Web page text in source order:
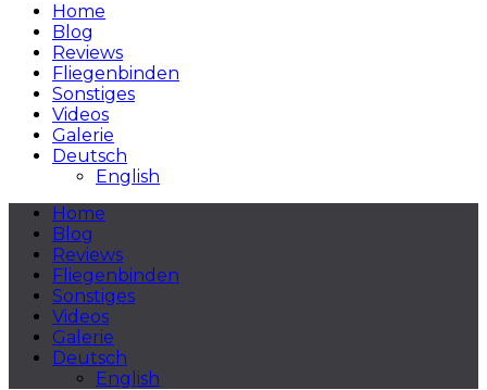
Home
Blog
Reviews
Fliegenbinden
Sonstiges
Videos
Galerie
Deutsch
English
Home
Blog
Reviews
Fliegenbinden
Sonstiges
Videos
Galerie
Deutsch
English